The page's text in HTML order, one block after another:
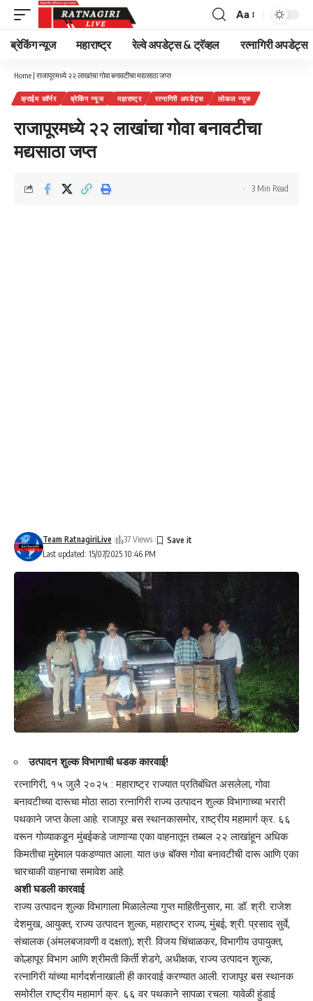
Font
Resizer
Aa
ब्रेकिंग न्यूज महाराष्ट्र रेल्वे अपडेट्स & ट्रॅव्हल रत्नागिरी अपडेट्स
Home | राजापूरमध्ये २२ लाखांचा गोवा बनावटीचा मद्यसाठा जप्त
क्राईम कॉर्नर ब्रेकिंग न्यूज महाराष्ट्र रत्नागिरी अपडेट्स लोकल न्यूज
राजापूरमध्ये २२ लाखांचा गोवा बनावटीचा
मद्यसाठा जप्त
Last updated: 15/07/2025 10:46 PM
Team RatnagiriLive 37 Views
3 Min Read
उत्पादन शुल्क विभागाची धडक कारवाई!
रत्नागिरी, १५ जुलै २०२५ : महाराष्ट्र राज्यात प्रतिबंधित असलेला, गोवा
बनावटीच्या दारूचा मोठा साठा रत्नागिरी राज्य उत्पादन शुल्क विभागाच्या भरारी
पथकाने जप्त केला आहे. राजापूर बस स्थानकासमोर, राष्ट्रीय महामार्ग क्र. ६६
वरून गोव्याकडून मुंबईकडे जाणाऱ्या एका वाहनातून तब्बल २२ लाखांहून अधिक
किमतीचा मुद्देमाल पकडण्यात आला. यात ७७ बॉक्स गोवा बनावटीची दारू आणि एका
चारचाकी वाहनाचा समावेश आहे.
अशी घडली कारवाई
राज्य उत्पादन शुल्क विभागाला मिळालेल्या गुप्त माहितीनुसार, मा. डॉ. श्री. राजेश
देशमुख, आयुक्त, राज्य उत्पादन शुल्क, महाराष्ट्र राज्य, मुंबई; श्री. प्रसाद सुर्वे,
संचालक (अंमलबजावणी व दक्षता); श्री. विजय चिंचाळकर, विभागीय उपायुक्त,
कोल्हापूर विभाग आणि श्रीमती किर्ती शेडगे, अधीक्षक, राज्य उत्पादन शुल्क,
रत्नागिरी यांच्या मार्गदर्शनाखाली ही कारवाई करण्यात आली. राजापूर बस स्थानक
समोरील राष्ट्रीय महामार्ग क्र. ६६ वर पथकाने सापळा रचला. यावेळी हुंडाई